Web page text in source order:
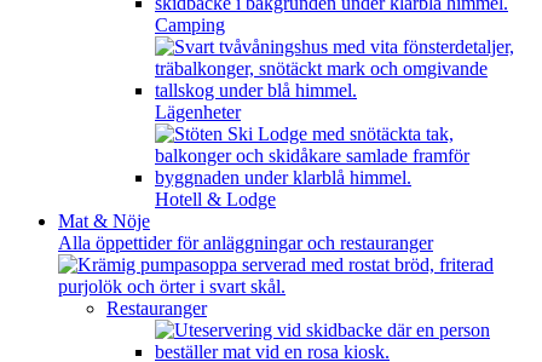
Camping
Lägenheter
Hotell & Lodge
Mat & Nöje
Alla öppettider för anläggningar och restauranger
Restauranger